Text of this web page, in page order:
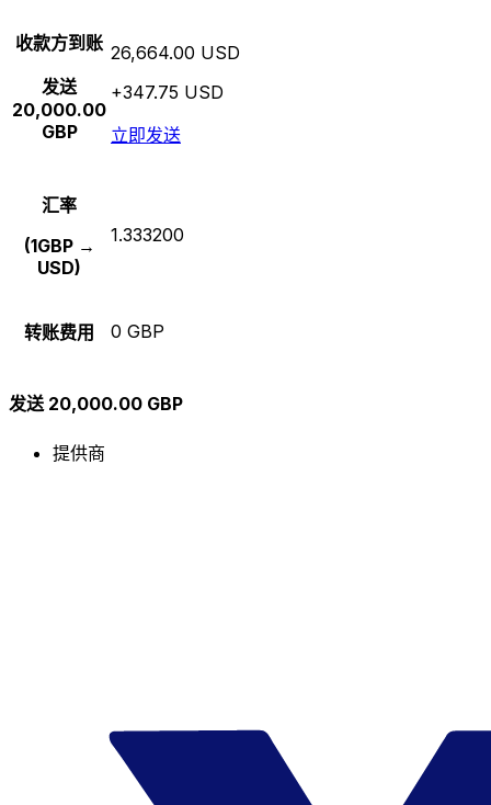
收款方到账
发送
20,000.00
GBP
26,664.00 USD
+347.75 USD
立即发送
汇率
(1GBP →
USD)
1.333200
转账费用 0 GBP
发送 20,000.00 GBP
提供商